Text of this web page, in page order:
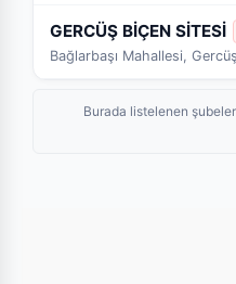
GERCÜŞ BİÇEN SİTESİ
Bağlarbaşı Mahallesi,
Burada listelenen